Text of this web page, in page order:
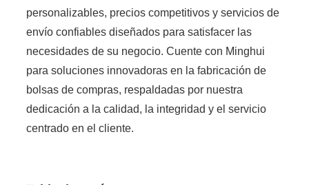
personalizables, precios competitivos y servicios de
envío confiables diseñados para satisfacer las
necesidades de su negocio. Cuente con Minghui
para soluciones innovadoras en la fabricación de
bolsas de compras, respaldadas por nuestra
dedicación a la calidad, la integridad y el servicio
centrado en el cliente.